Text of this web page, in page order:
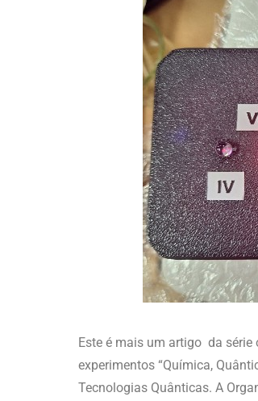
Este é mais um artigo da
experimentos “Química,
Tecnologias Quânticas. A